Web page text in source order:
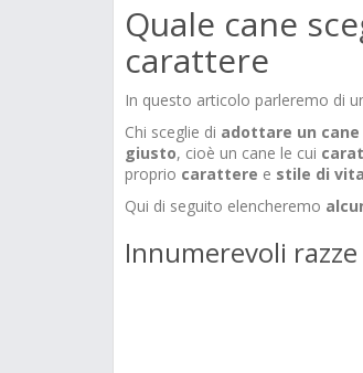
Quale cane
carattere
In questo articolo parleremo di
Chi sceglie di adottare un cane
giusto, cioè un cane le cui
proprio carattere e stile di vita
Qui di seguito elencheremo
Innumerevoli